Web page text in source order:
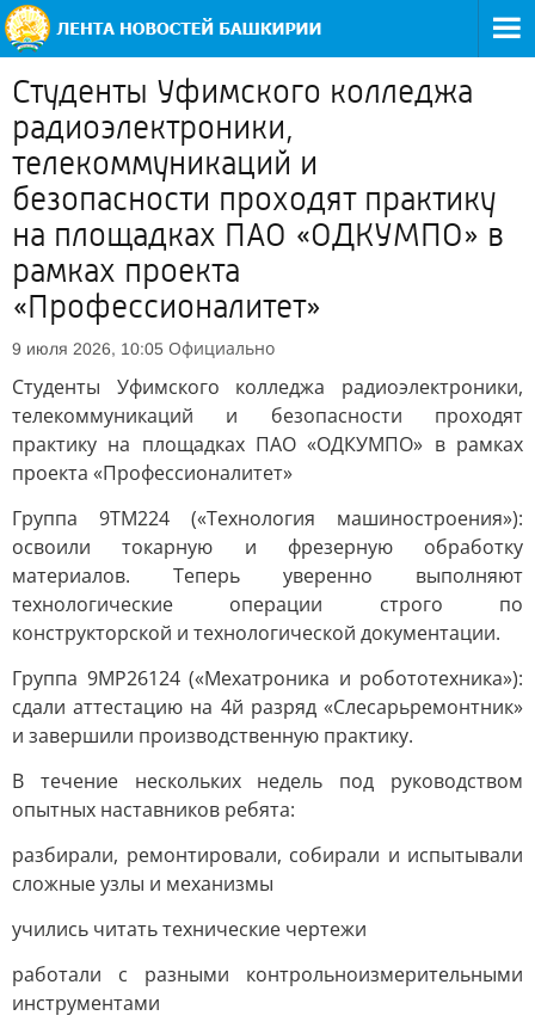
Студенты Уфимского колледжа
радиоэлектроники,
телекоммуникаций и
безопасности проходят практику
на площадках ПАО «ОДКУМПО» в
рамках проекта
«Профессионалитет»
9 июля 2026, 10:05 Официально
Студенты Уфимского колледжа радиоэлектроники,
телекоммуникаций и безопасности проходят
практику на площадках ПАО «ОДКУМПО» в рамках
проекта «Профессионалитет»
Группа 9ТМ224 («Технология машиностроения»):
освоили токарную и фрезерную обработку
материалов. Теперь уверенно выполняют
технологические операции строго по
конструкторской и технологической документации.
Группа 9МР26124 («Мехатроника и робототехника»):
сдали аттестацию на 4й разряд «Слесарьремонтник»
и завершили производственную практику.
В течение нескольких недель под руководством
опытных наставников ребята:
разбирали, ремонтировали, собирали и испытывали
сложные узлы и механизмы
учились читать технические чертежи
работали с разными контрольноизмерительными
инструментами